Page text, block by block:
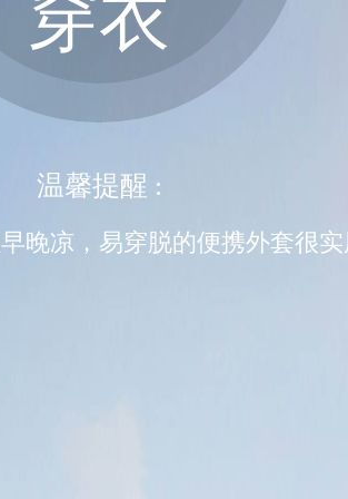
穿衣
温馨提醒 :
晚凉，易穿脱的便携外套很